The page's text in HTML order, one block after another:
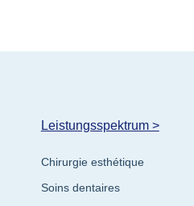
Leistungsspektrum >
Chirurgie esthétique
Soins dentaires